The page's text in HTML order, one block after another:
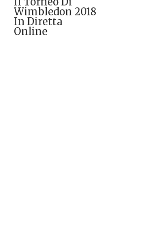
Wimbledon 2018
In Diretta
Online